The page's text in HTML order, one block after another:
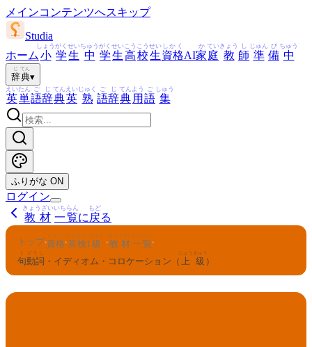
メインコンテンツへスキップ
Studia
ホーム 小
しょう
学
がく
生
せい
中
ちゅう
学
がく
生
せい
高
こう
校
こう
生
せい
資格
しかく
AI家
か
庭
てい
教
きょう
師
し
準
じゅん
備
び
中
ちゅう
辞
じ
典
てん
▾
英
えい
単
たん
語
ご
辞
じ
典
てん
英
えい
熟
じゅく
語
ご
辞
じ
典
てん
用
よう
語
ご
集
しゅう
ふりがな ON
ログイン
教材
きょうざい
一覧
いちらん
に 戻
もど
る
トップ›資格
しかく
›英検
えいけん
1級
きゅう
› 教材
きょうざい
一覧
いちらん
›
句
く
動詞
どうし
・イディオム・コロケーション（ 上級
じょうきゅう
）